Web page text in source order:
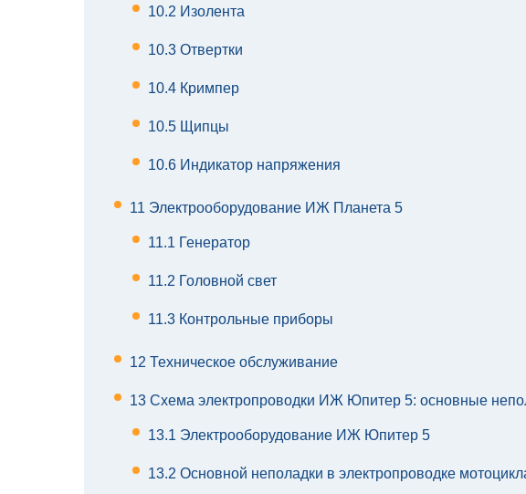
10.2 Изолента
10.3 Отвертки
10.4 Кримпер
10.5 Щипцы
10.6 Индикатор напряжения
11 Электрооборудование ИЖ Планета 5
11.1 Генератор
11.2 Головной свет
11.3 Контрольные приборы
12 Техническое обслуживание
13 Схема электропроводки ИЖ Юпитер 5: основные
13.1 Электрооборудование ИЖ Юпитер 5
13.2 Основной неполадки в электропроводке